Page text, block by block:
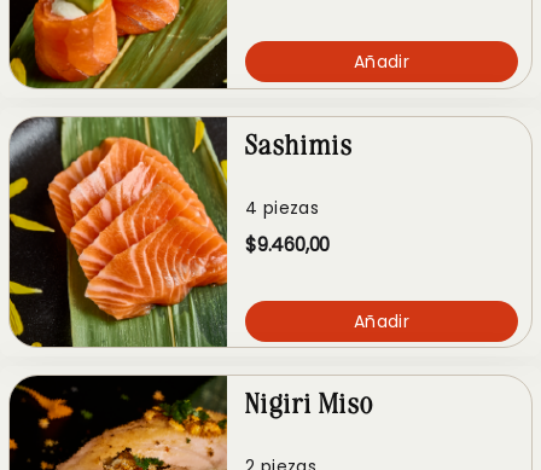
Añadir
Sashimis
4 piezas
$9.460,00
Añadir
Nigiri Miso